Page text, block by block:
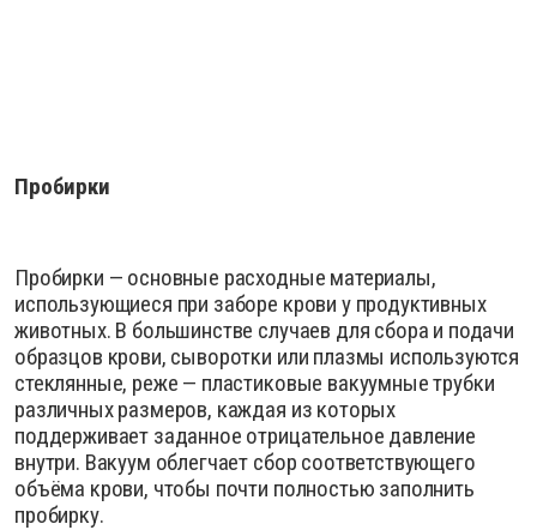
Пробирки
Пробирки — основные расходные материалы,
использующиеся при заборе крови у продуктивных
животных. В большинстве случаев для сбора и подачи
образцов крови, сыворотки или плазмы используются
стеклянные, реже — пластиковые вакуумные трубки
различных размеров, каждая из которых
поддерживает заданное отрицательное давление
внутри. Вакуум облегчает сбор соответствующего
объёма крови, чтобы почти полностью заполнить
пробирку.